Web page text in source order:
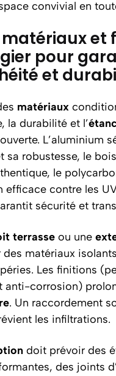
convivial en
et
pour
et
matériaux
la durabilité et l’
L’aluminium
sa robustesse, le
le
efficace contre les
sécurité et
terrasse ou une
matériaux
Les finitions
anti-corrosion)
. Un raccordement
les infiltrations.
doit prévoir des
des joints